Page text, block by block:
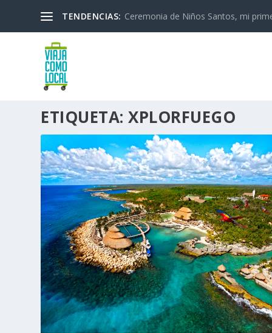
TENDENCIAS: Ceremonia de Niños Santos, mi
ETIQUETA:XPLORFUEGO